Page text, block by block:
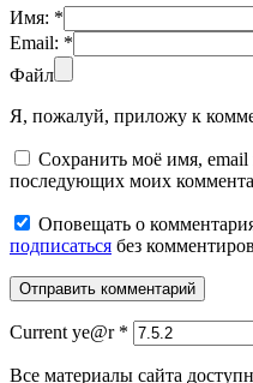
Имя: *
Email: *
Файл
Я, пожалуй, приложу к
Сохранить моё имя, email
последующих моих
Оповещать о
подписаться без
Current ye@r *
Все материалы сайта